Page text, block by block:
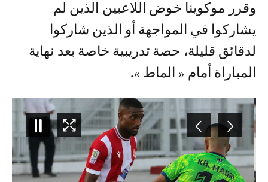
وقرر موكوينا خوض اللاعبين الذين لم
يشاركوا في المواجهة أو الذين شاركوا
لدقائق قليلة، حصة تدريبية خاصة بعد نهاية
المباراة أمام « الماط ».